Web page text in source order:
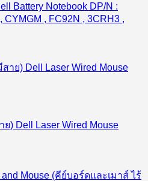
Battery Notebook DP/N :
, FC92N , 3CRH3 ,
) Dell Laser Wired Mouse